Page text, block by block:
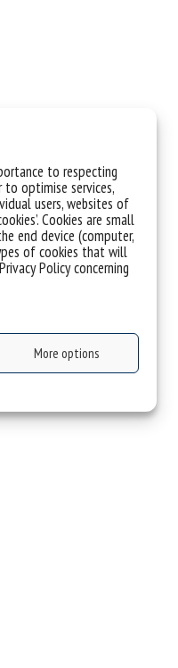
to respecting
to optimise services,
users, websites of
Cookies are small
end device (computer,
of cookies that will
Policy concerning
More options